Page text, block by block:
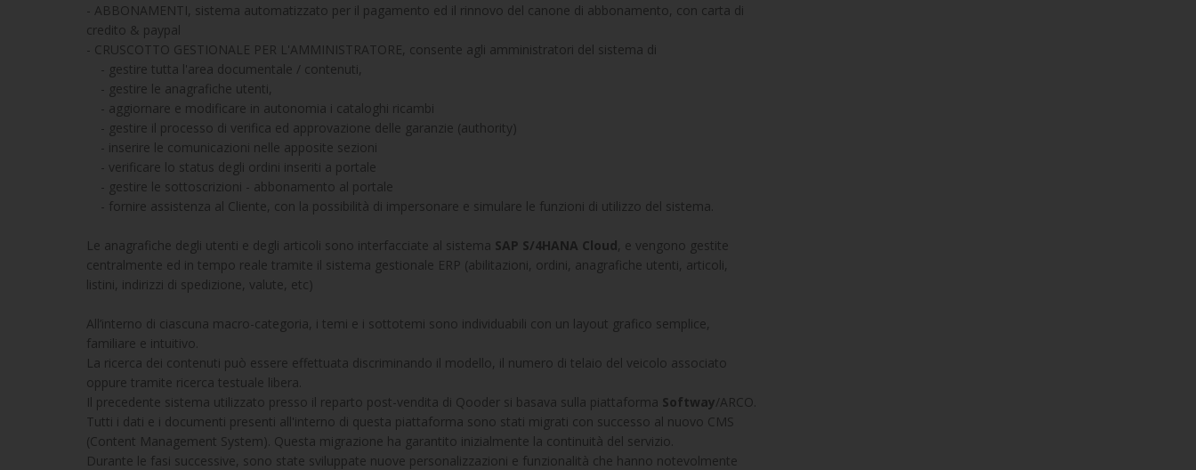
- ABBONAMENTI, sistema automatizzato per il pagamento ed il rinnovo del canone di abbonamento, con carta di
credito & paypal
- CRUSCOTTO GESTIONALE PER L'AMMINISTRATORE, consente agli amministratori del sistema di
- gestire tutta l'area documentale / contenuti,
- gestire le anagrafiche utenti,
- aggiornare e modificare in autonomia i cataloghi ricambi
- gestire il processo di verifica ed approvazione delle garanzie (authority)
- inserire le comunicazioni nelle apposite sezioni
- verificare lo status degli ordini inseriti a portale
- gestire le sottoscrizioni - abbonamento al portale
- fornire assistenza al Cliente, con la possibilità di impersonare e simulare le funzioni di utilizzo del sistema.
Le anagrafiche degli utenti e degli articoli sono interfacciate al sistema SAP S/4HANA Cloud, e vengono gestite
centralmente ed in tempo reale tramite il sistema gestionale ERP (abilitazioni, ordini, anagrafiche utenti, articoli,
listini, indirizzi di spedizione, valute, etc)
All’interno di ciascuna macro-categoria, i temi e i sottotemi sono individuabili con un layout grafico semplice,
familiare e intuitivo.
La ricerca dei contenuti può essere effettuata discriminando il modello, il numero di telaio del veicolo associato
oppure tramite ricerca testuale libera.
Il precedente sistema utilizzato presso il reparto post-vendita di Qooder si basava sulla piattaforma Softway/ARCO.
Tutti i dati e i documenti presenti all'interno di questa piattaforma sono stati migrati con successo al nuovo CMS
(Content Management System). Questa migrazione ha garantito inizialmente la continuità del servizio.
Durante le fasi successive, sono state sviluppate nuove personalizzazioni e funzionalità che hanno notevolmente